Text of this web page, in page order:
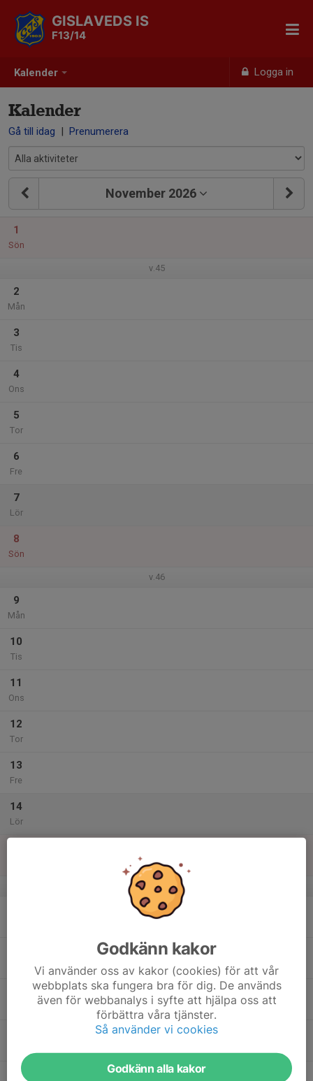
Kalender Logga in
GISLAVEDS IS
F13/14
Kalender
Gå till idag | Prenumerera
November 2026
1
Sön
v.45
2
Mån
3
Tis
4
Ons
5
Tor
6
Fre
7
Lör
8
Sön
v.46
9
Mån
10
Tis
11
Ons
12
Tor
13
Fre
14
Lör
v.47
20
Godkänn kakor
Vi använder oss av kakor (cookies) för att vår
webbplats ska fungera bra för dig. De används
även för webbanalys i syfte att hjälpa oss att
förbättra våra tjänster.
Så använder vi cookies
Godkänn alla kakor